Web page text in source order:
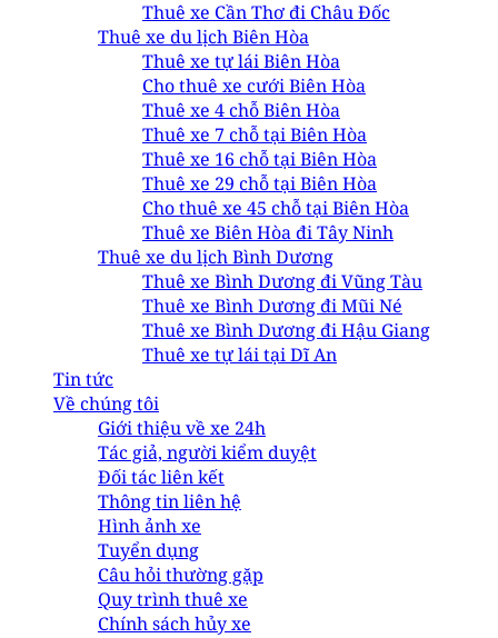
Thuê xe Cần Thơ đi Châu Đốc
Thuê xe du lịch Biên Hòa
Thuê xe tự lái Biên Hòa
Cho thuê xe cưới Biên Hòa
Thuê xe 4 chỗ Biên Hòa
Thuê xe 7 chỗ tại Biên Hòa
Thuê xe 16 chỗ tại Biên Hòa
Thuê xe 29 chỗ tại Biên Hòa
Cho thuê xe 45 chỗ tại Biên Hòa
Thuê xe Biên Hòa đi Tây Ninh
Thuê xe du lịch Bình Dương
Thuê xe Bình Dương đi Vũng Tàu
Thuê xe Bình Dương đi Mũi Né
Thuê xe Bình Dương đi Hậu Giang
Thuê xe tự lái tại Dĩ An
Tin tức
Về chúng tôi
Giới thiệu về xe 24h
Tác giả, người kiểm duyệt
Đối tác liên kết
Thông tin liên hệ
Hình ảnh xe
Tuyển dụng
Câu hỏi thường gặp
Quy trình thuê xe
Chính sách hủy xe